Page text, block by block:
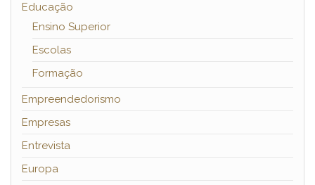
Educação
Ensino Superior
Escolas
Formação
Empreendedorismo
Empresas
Entrevista
Europa